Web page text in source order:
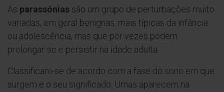
As parassónias são um grupo de perturbações muito
variadas, em geral benignas, mais típicas da infância
ou adolescência, mas que por vezes podem
prolongar-se e persistir na idade adulta.
Classificam-se de acordo com a fase do sono em que
surgem e o seu significado. Umas aparecem na